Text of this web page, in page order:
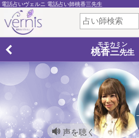
電話占いヴェルニ 電話占い師桃香三先生
モモカミン
桃香三先生
声を聴く